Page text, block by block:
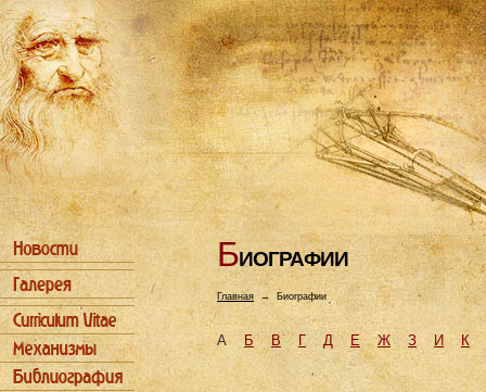
БИОГРАФИИ
Главная→ Биографии
АБ В Г Д Е Ж З И К